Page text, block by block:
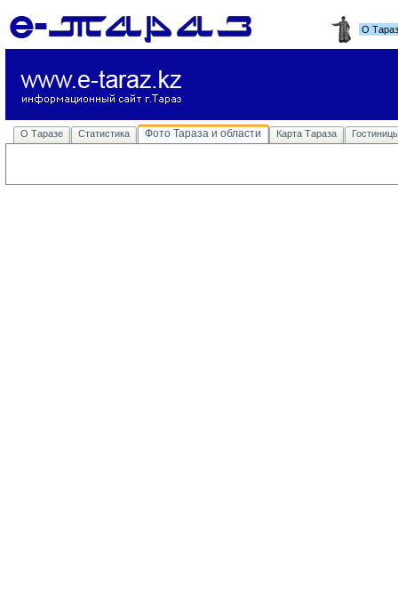
О
О Таразе Статистика Фото Тараза и области Карта Тараза